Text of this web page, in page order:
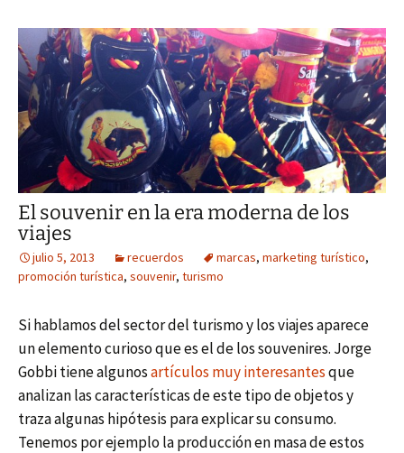
El souvenir en la era moderna de los
viajes
julio 5, 2013 recuerdos marcas, marketing turístico,
promoción turística, souvenir, turismo
Si hablamos del sector del turismo y los viajes aparece
un elemento curioso que es el de los souvenires. Jorge
Gobbi tiene algunosartículos muy interesantesque
analizan las características de este tipo de objetos y
traza algunas hipótesis para explicar su consumo.
Tenemos por ejemplo la producción en masa de estos